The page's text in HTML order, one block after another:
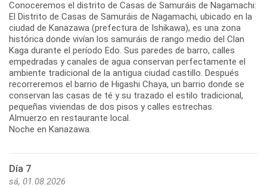
Conoceremos el distrito de Casas de Samuráis de Nagamachi:
El Distrito de Casas de Samuráis de Nagamachi, ubicado en la
ciudad de Kanazawa (prefectura de Ishikawa), es una zona
histórica donde vivían los samuráis de rango medio del Clan
Kaga durante el período Edo. Sus paredes de barro, calles
empedradas y canales de agua conservan perfectamente el
ambiente tradicional de la antigua ciudad castillo. Después
recorreremos el barrio de Higashi Chaya, un barrio donde se
conservan las casas de té y su trazado el estilo tradicional,
pequeñas viviendas de dos pisos y calles estrechas.
Almuerzo en restaurante local.
Noche en Kanazawa.
Día 7
sá, 01.08.2026